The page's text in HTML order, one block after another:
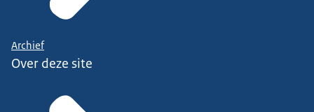
Archief
Over deze site